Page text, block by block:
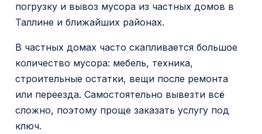
погрузку и вывоз мусора из частных домов в
Таллине и ближайших районах.
В частных домах часто скапливается большое
количество мусора: мебель, техника,
строительные остатки, вещи после ремонта
или переезда. Самостоятельно вывезти всё
сложно, поэтому проще заказать услугу под
ключ.